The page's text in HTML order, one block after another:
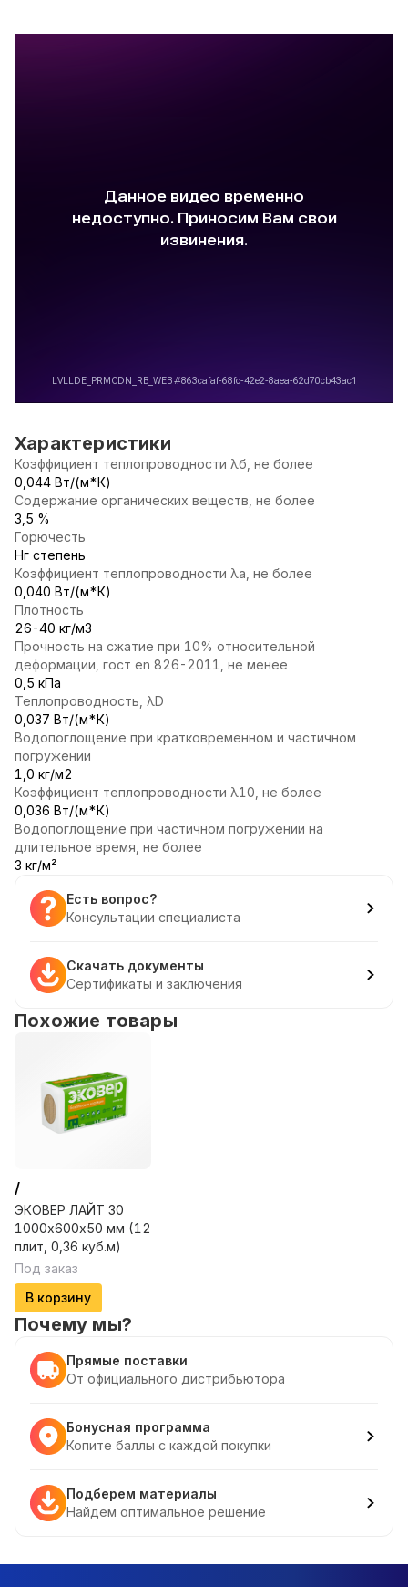
Характеристики
Коэффициент теплопроводности λб, не более
0,044 Вт/(м*К)
Содержание органических веществ, не более
3,5 %
Горючесть
Нг степень
Коэффициент теплопроводности λа, не более
0,040 Вт/(м*К)
Плотность
26-40 кг/м3
Прочность на сжатие при 10% относительной
деформации, гост en 826-2011, не менее
0,5 кПа
Теплопроводность, λD
0,037 Вт/(м*К)
Водопоглощение при кратковременном и частичном
погружении
1,0 кг/м2
Коэффициент теплопроводности λ10, не более
0,036 Вт/(м*К)
Водопоглощение при частичном погружении на
длительное время, не более
3 кг/м²
Есть вопрос?
Консультации специалиста
Скачать документы
Сертификаты и заключения
Похожие товары
/
ЭКОВЕР ЛАЙТ 30
1000х600х50 мм (12
плит, 0,36 куб.м)
Под заказ
В корзину
Почему мы?
Прямые поставки
От официального дистрибьютора
Бонусная программа
Копите баллы с каждой покупки
Подберем материалы
Найдем оптимальное решение